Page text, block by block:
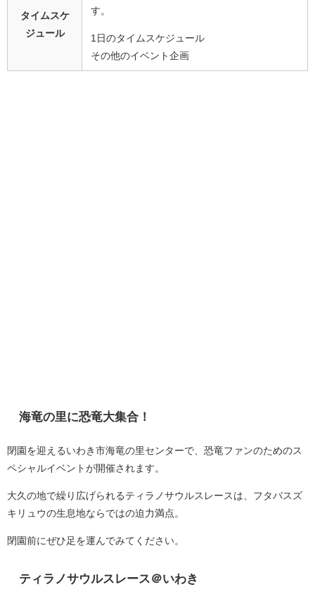
タイムスケ
ジュール
す。
1日のタイムスケジュール
その他のイベント企画
海竜の里に恐竜大集合！
閉園を迎えるいわき市海竜の里センターで、恐竜ファンのためのス
ペシャルイベントが開催されます。
大久の地で繰り広げられるティラノサウルスレースは、フタバスズ
キリュウの生息地ならではの迫力満点。
閉園前にぜひ足を運んでみてください。
ティラノサウルスレース＠いわき